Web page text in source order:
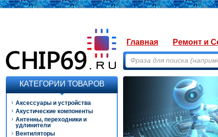
Главная Ремонт и
КАТЕГОРИИ ТОВАРОВ
Аксессуары и устройства
Акустические компоненты
Антенны, переходники и
удлинители
Вентиляторы